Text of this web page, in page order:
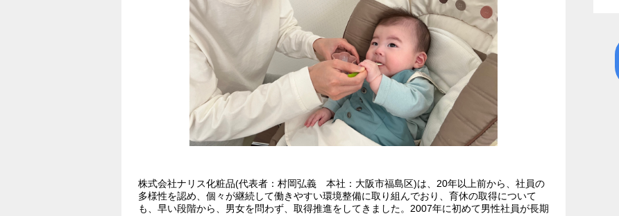
株式会社ナリス化粧品(代表者：村岡弘義 本社：大阪市福島区)は、20年以上前から、社員の
多様性を認め、個々が継続して働きやすい環境整備に取り組んでおり、育休の取得について
も、早い段階から、男女を問わず、取得推進をしてきました。2007年に初めて男性社員が長期